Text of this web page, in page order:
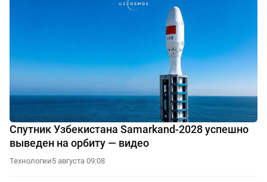
Спутник Узбекистана Samarkand-2028 успешно
выведен на орбиту — видео
Технологии5 августа 09:08